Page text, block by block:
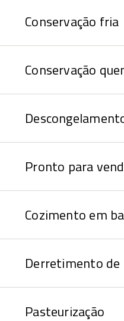
Conservação fria
Conservação
Pronto para
Cozimento em
Derretimento de
Pasteurização